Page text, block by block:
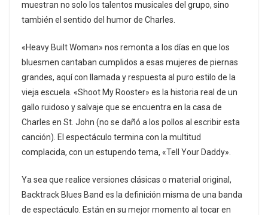
muestran no solo los talentos musicales del grupo, sino
también el sentido del humor de Charles.
«Heavy Built Woman» nos remonta a los días en que los
bluesmen cantaban cumplidos a esas mujeres de piernas
grandes, aquí con llamada y respuesta al puro estilo de la
vieja escuela. «Shoot My Rooster» es la historia real de un
gallo ruidoso y salvaje que se encuentra en la casa de
Charles en St. John (no se dañó a los pollos al escribir esta
canción). El espectáculo termina con la multitud
complacida, con un estupendo tema, «Tell Your Daddy».
Ya sea que realice versiones clásicas o material original,
Backtrack Blues Band es la definición misma de una banda
de espectáculo. Están en su mejor momento al tocar en